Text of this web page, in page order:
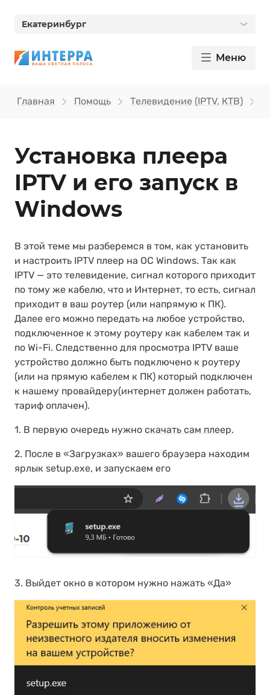
Екатеринбург
Меню
Главная Помощь Телевидение (IPTV, КТВ)
Установка плеера
IPTV и его запуск в
Windows
В этой теме мы разберемся в том, как установить
и настроить IPTV плеер на ОС Windows. Так как
IPTV — это телевидение, сигнал которого приходит
по тому же кабелю, что и Интернет, то есть, сигнал
приходит в ваш роутер (или напрямую к ПК).
Далее его можно передать на любое устройство,
подключенное к этому роутеру как кабелем так и
по Wi-Fi. Следственно для просмотра IPTV ваше
устройство должно быть подключено к роутеру
(или на прямую кабелем к ПК) который подключен
к нашему провайдеру(интернет должен работать,
тариф оплачен).
1. В первую очередь нужно скачать сам плеер.
2. После в «Загрузках» вашего браузера находим
ярлык setup.exe, и запускаем его
3. Выйдет окно в котором нужно нажать «Да»